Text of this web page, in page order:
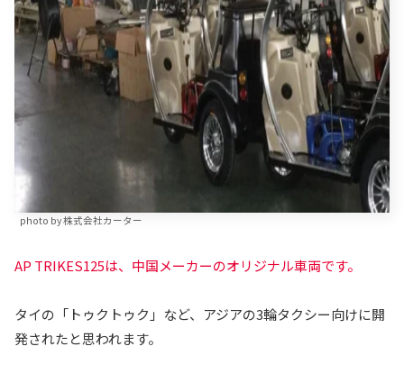
photo by 株式会社カーター
AP TRIKES125は、中国メーカーのオリジナル車両です。
タイの「トゥクトゥク」など、アジアの3輪タクシー向けに開
発されたと思われます。